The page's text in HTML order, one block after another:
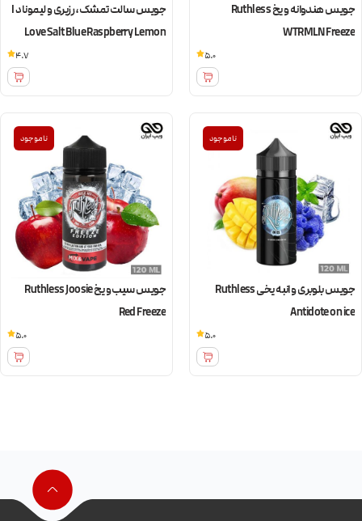
جویس هندوانه و یخ Ruthless
WTRMLN Freeze
5.0
جویس سالت تمشک، رزبری و لیموناد I
Love Salt Blue Raspberry Lemon
4.7
ناموجود
جویس بلوبری و انبه یخی Ruthless
Antidote on ice
5.0
ناموجود
جویس سیب و یخ Ruthless Joosie
Red Freeze
5.0